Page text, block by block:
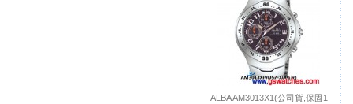
ALBA AM3013X1(公司貨,保固1